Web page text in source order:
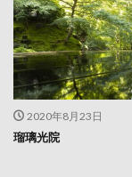
2020年8月23日
瑠璃光院